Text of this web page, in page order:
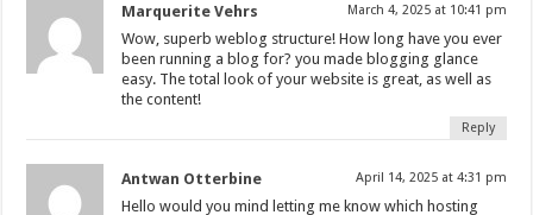
Marquerite Vehrs March 4, 2025 at 10:41 pm
Wow, superb weblog structure! How long have you ever
been running a blog for? you made blogging glance
easy. The total look of your website is great, as well as
the content!
Reply
Antwan Otterbine April 14, 2025 at 4:31 pm
Hello would you mind letting me know which hosting